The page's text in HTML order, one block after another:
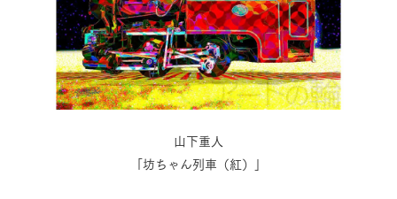
山下重人
「坊ちゃん列車（紅）」